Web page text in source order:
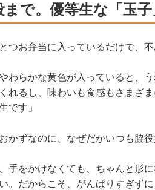
まで。優等生な「玉
つお弁当に入っているだけで、
わらかな黄色が入っていると、
れるし、味わいも食感もさまざ
です」
かずなのに、なぜだかいつも脇役
手をかけなくても、ちゃんと形
。だからこそ、がんばりすぎず